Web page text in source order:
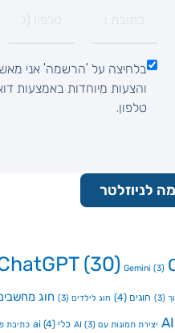
בלחיצה על 'הרשמה' אני
טלפון.
לניוזלטר
(30) Gemini (3)
(3) חוגים (4) חוג לילדים (3) חוג
יצירת תמונות עם AI (3) כלי ai (4) כתיבת